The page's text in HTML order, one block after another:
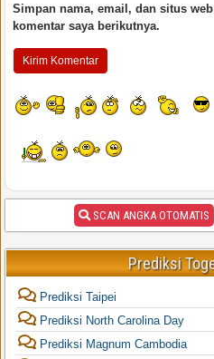
Simpan nama, email, dan situs
komentar saya berikutnya.
SCAN ANGKA OTOMATIS
Prediksi
Prediksi Taipei
Prediksi North Carolina Day
Prediksi Magnum Cambodia